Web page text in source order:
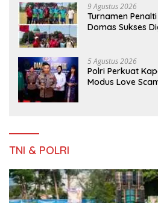
9 Agustus 2026
Turnamen
Domas Sukses
5 Agustus 2026
Polri Perkuat
Modus Love
TNI & POLRI